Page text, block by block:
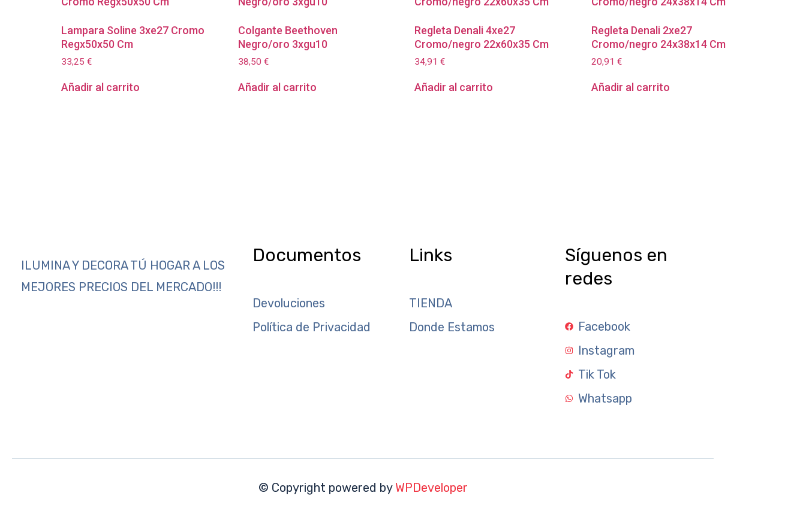
Lampara Soline 3xe27 Cromo
Regx50x50 Cm
33,25 €
Añadir al carrito
Colgante Beethoven
Negro/oro 3xgu10
38,50 €
Añadir al carrito
Regleta Denali 4xe27
Cromo/negro 22x60x35 Cm
34,91€
Añadir al carrito
Regleta Denali 2xe27
Cromo/negro 24x38x14 Cm
20,91€
Añadir al carrito
ILUMINA Y DECORA TÚ HOGAR A LOS
MEJORES PRECIOS DEL MERCADO!!!
Documentos
Devoluciones
Política de Privacidad
Links
TIENDA
Donde Estamos
Síguenos en
redes
Facebook
Instagram
Tik Tok
Whatsapp
© Copyright powered by WPDeveloper